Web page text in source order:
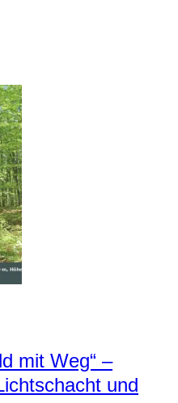
mit Weg“ –
und